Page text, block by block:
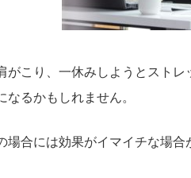
がこり、一休みしようとストレ
るかもしれません。
場合には効果がイマイチな場合